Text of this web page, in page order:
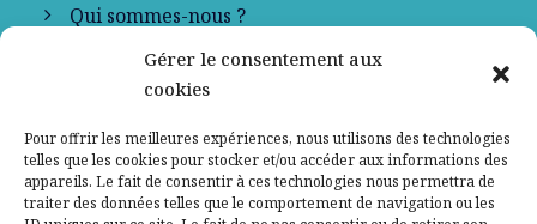
Gérer le consentement aux
cookies
Pour offrir les meilleures expériences, nous utilisons des technologies
telles que les cookies pour stocker et/ou accéder aux informations des
appareils. Le fait de consentir à ces technologies nous permettra de
traiter des données telles que le comportement de navigation ou les
Qui sommes-nous ?
Contactez-nous
Mentions légales
Politique de confidentialité